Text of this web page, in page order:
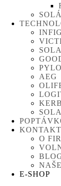
AEG
KONTAKT
O
E-SHOP